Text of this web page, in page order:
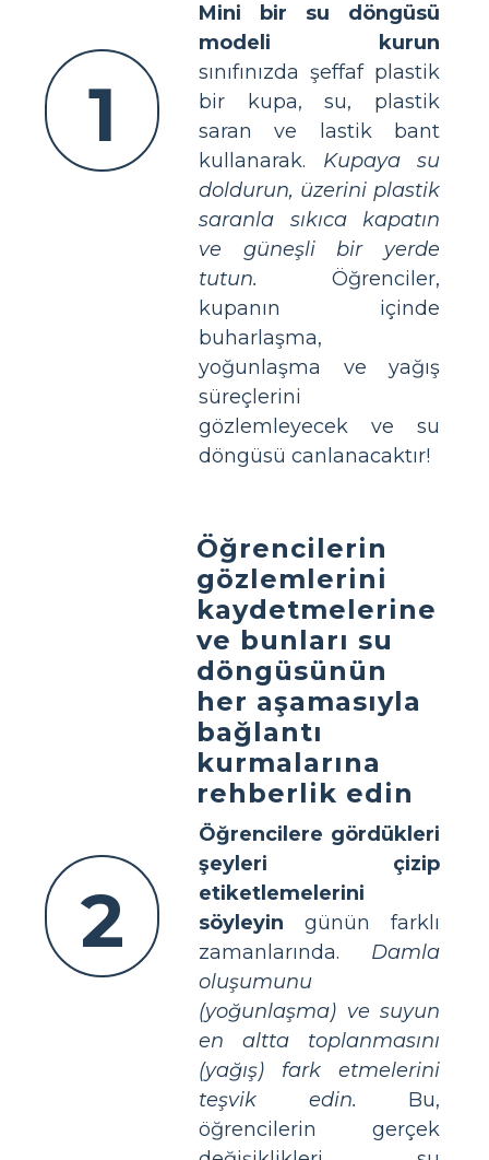
1
Mini bir su döngüsü
modeli kurun
sınıfınızda şeffaf plastik
bir kupa, su, plastik
saran ve lastik bant
kullanarak. Kupaya su
doldurun, üzerini plastik
saranla sıkıca kapatın
ve güneşli bir yerde
tutun. Öğrenciler,
kupanın içinde
buharlaşma,
yoğunlaşma ve yağış
süreçlerini
gözlemleyecek ve su
döngüsü canlanacaktır!
2
Öğrencilerin
gözlemlerini
kaydetmelerine
ve bunları su
döngüsünün
her aşamasıyla
bağlantı
kurmalarına
rehberlik edin
Öğrencilere gördükleri
şeyleri çizip
etiketlemelerini
söyleyin günün farklı
zamanlarında. Damla
oluşumunu
(yoğunlaşma) ve suyun
en altta toplanmasını
(yağış) fark etmelerini
teşvik edin. Bu,
öğrencilerin gerçek